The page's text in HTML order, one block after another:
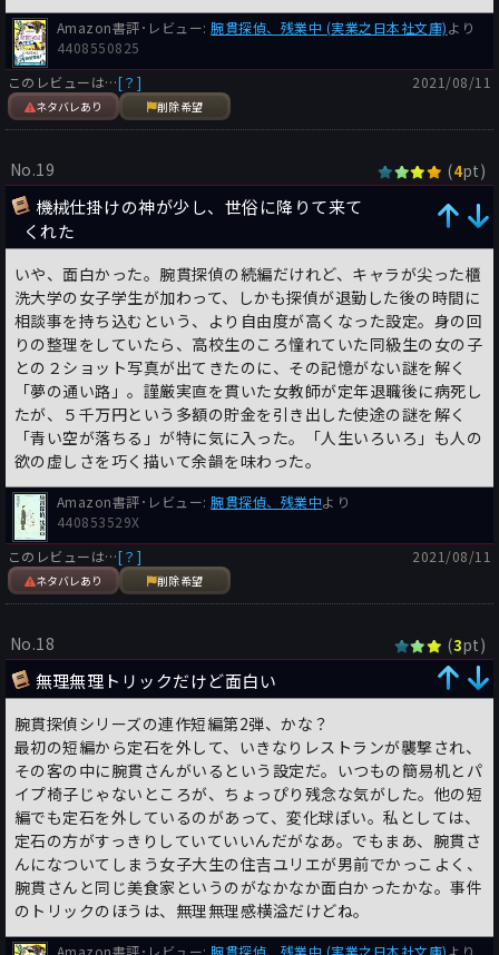
Amazon書評･レビュー:腕貫探偵、残業中 (実業之日本社文庫)より
4408550825
このレビューは…[？]
ネタバレあり 削除希望
2021/08/11
No.19 (4pt)
機械仕掛けの神が少し、世俗に降りて来て
くれた
いや、面白かった。腕貫探偵の続編だけれど、キャラが尖った櫃
洗大学の女子学生が加わって、しかも探偵が退勤した後の時間に
相談事を持ち込むという、より自由度が高くなった設定。身の回
りの整理をしていたら、高校生のころ憧れていた同級生の女の子
との２ショット写真が出てきたのに、その記憶がない謎を解く
「夢の通い路」。謹厳実直を貫いた女教師が定年退職後に病死し
たが、５千万円という多額の貯金を引き出した使途の謎を解く
「青い空が落ちる」が特に気に入った。「人生いろいろ」も人の
欲の虚しさを巧く描いて余韻を味わった。
Amazon書評･レビュー:腕貫探偵、残業中より
440853529X
このレビューは…[？]
ネタバレあり 削除希望
2021/08/11
No.18 (3pt)
無理無理トリックだけど面白い
腕貫探偵シリーズの連作短編第2弾、かな？
最初の短編から定石を外して、いきなりレストランが襲撃され、
その客の中に腕貫さんがいるという設定だ。いつもの簡易机とパ
イプ椅子じゃないところが、ちょっぴり残念な気がした。他の短
編でも定石を外しているのがあって、変化球ぽい。私としては、
定石の方がすっきりしていていいんだがなあ。でもまあ、腕貫さ
んになついてしまう女子大生の住吉ユリエが男前でかっこよく、
腕貫さんと同じ美食家というのがなかなか面白かったかな。事件
のトリックのほうは、無理無理感横溢だけどね。